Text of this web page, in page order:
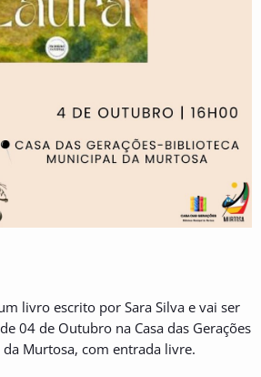
livro escrito por Sara Silva e vai ser
04 de Outubro na Casa das Gerações
Murtosa, com entrada livre.